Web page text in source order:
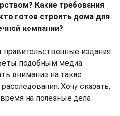
Какие требования
готов строить дома для
компании?
правительственные издания
подобным медиа.
внимание на такие
Хочу сказать,
на полезные дела.